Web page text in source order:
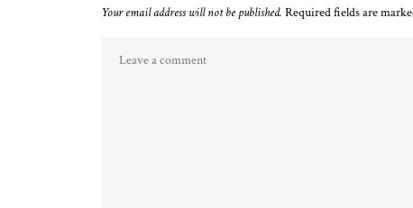
Your email address will not be published. Required fields are